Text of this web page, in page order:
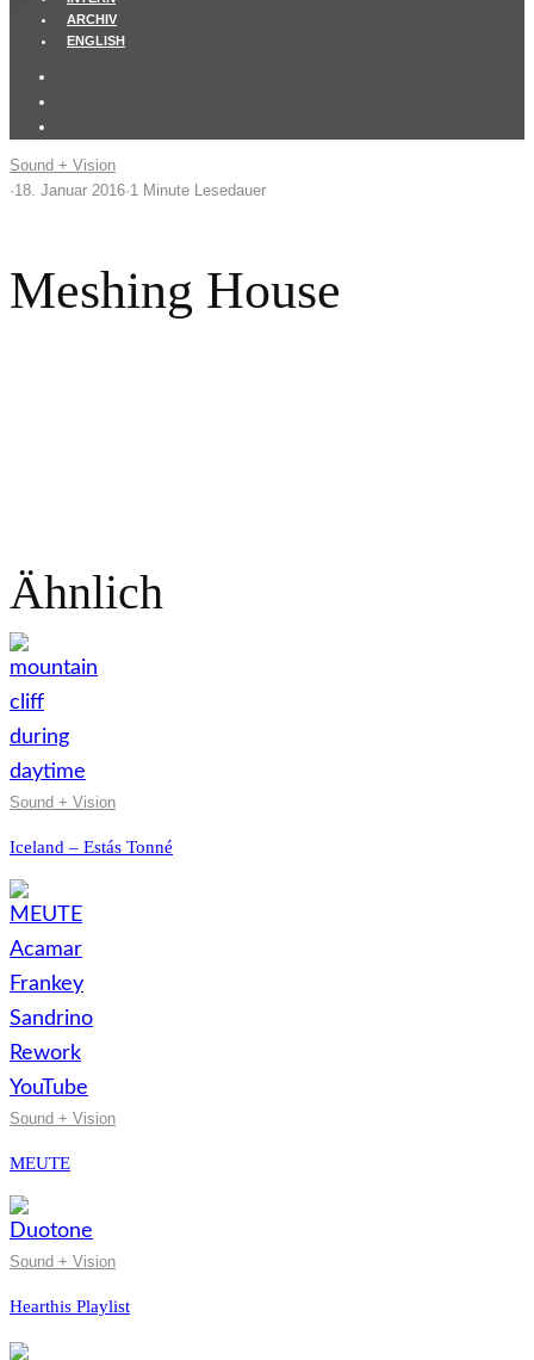
ARCHIV
ENGLISH
Sound + Vision
·18. Januar 2016·1 Minute Lesedauer
Meshing House
Ähnlich
Sound + Vision
Iceland – Estás Tonné
Sound + Vision
MEUTE
Sound + Vision
Hearthis Playlist